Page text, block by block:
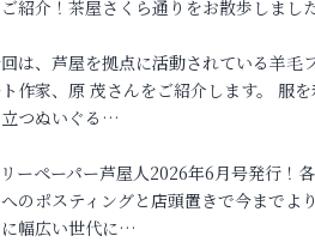
紹介！茶屋さくら通りをお散歩しまし
は、芦屋を拠点に活動されている羊毛
作家、原 茂さんをご紹介します。 服を
つぬいぐる…
ーペーパー芦屋人2026年6月号発行！
のポスティングと店頭置きで今までよ
に幅広い世代に…